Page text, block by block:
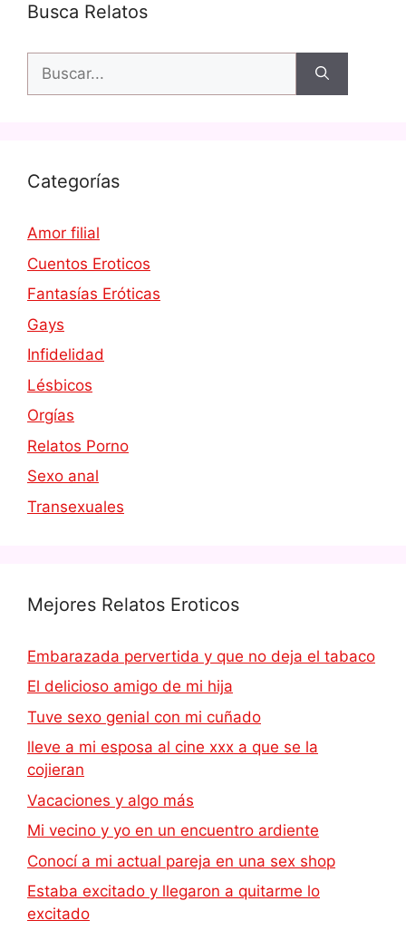
Busca Relatos
Buscar:
Categorías
Amor filial
Cuentos Eroticos
Fantasías Eróticas
Gays
Infidelidad
Lésbicos
Orgías
Relatos Porno
Sexo anal
Transexuales
Mejores Relatos Eroticos
Embarazada pervertida y que no deja el tabaco
El delicioso amigo de mi hija
Tuve sexo genial con mi cuñado
lleve a mi esposa al cine xxx a que se la
cojieran
Vacaciones y algo más
Mi vecino y yo en un encuentro ardiente
Conocí a mi actual pareja en una sex shop
Estaba excitado y llegaron a quitarme lo
excitado